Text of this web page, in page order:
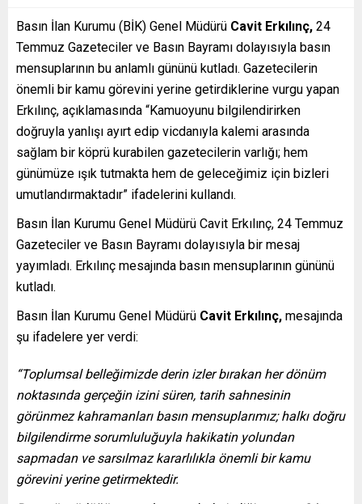
Basın İlan Kurumu (BİK) Genel Müdürü Cavit Erkılınç, 24
Temmuz Gazeteciler ve Basın Bayramı dolayısıyla basın
mensuplarının bu anlamlı gününü kutladı. Gazetecilerin
önemli bir kamu görevini yerine getirdiklerine vurgu yapan
Erkılınç, açıklamasında “Kamuoyunu bilgilendirirken
doğruyla yanlışı ayırt edip vicdanıyla kalemi arasında
sağlam bir köprü kurabilen gazetecilerin varlığı; hem
günümüze ışık tutmakta hem de geleceğimiz için bizleri
umutlandırmaktadır” ifadelerini kullandı.
Basın İlan Kurumu Genel Müdürü Cavit Erkılınç, 24 Temmuz
Gazeteciler ve Basın Bayramı dolayısıyla bir mesaj
yayımladı. Erkılınç mesajında basın mensuplarının gününü
kutladı.
Basın İlan Kurumu Genel Müdürü Cavit Erkılınç, mesajında
şu ifadelere yer verdi:
“Toplumsal belleğimizde derin izler bırakan her dönüm
noktasında gerçeğin izini süren, tarih sahnesinin
görünmez kahramanları basın mensuplarımız; halkı doğru
bilgilendirme sorumluluğuyla hakikatin yolundan
sapmadan ve sarsılmaz kararlılıkla önemli bir kamu
görevini yerine getirmektedir.